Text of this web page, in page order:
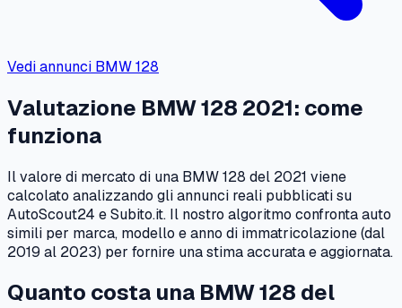
Vedi annunci BMW128
Valutazione BMW128 2021: come
funziona
Il valore di mercato di una BMW128 del 2021 viene
calcolato analizzando gli annunci reali pubblicati su
AutoScout24 e Subito.it. Il nostro algoritmo confronta auto
simili per marca, modello e anno di immatricolazione (dal
2019 al 2023) per fornire una stima accurata e aggiornata.
Quanto costa una BMW128 del